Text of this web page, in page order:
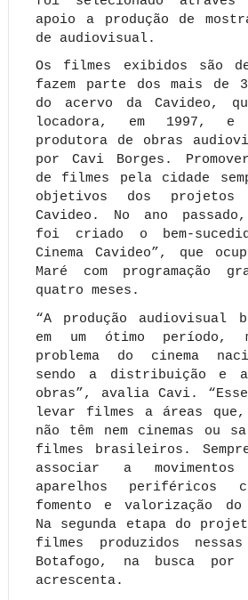
apoio a produção de
de audiovisual.
Os filmes exibidos são
fazem parte dos mais de
do acervo da Cavideo,
locadora, em 1997,
produtora de obras
por Cavi Borges.
de filmes pela cidade
objetivos dos projetos
Cavideo. No ano
foi criado o bem-
Cinema Cavideo”, que
Maré com programação
quatro meses.
“A produção audiovisual
em um ótimo período,
problema do cinema
sendo a distribuição e
obras”, avalia Cavi.
levar filmes a áreas que,
não têm nem cinemas ou
filmes brasileiros. Sempre
associar a
aparelhos periféricos
fomento e valorização do
Na segunda etapa do
filmes produzidos
Botafogo, na busca por
acrescenta.